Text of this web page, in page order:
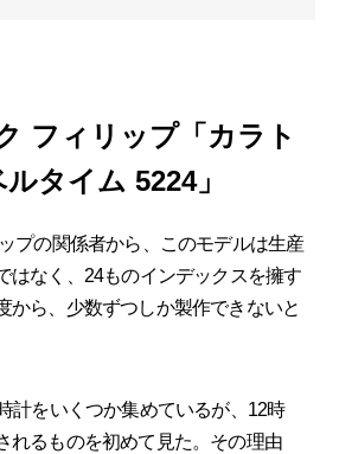
フィリップ「カラト
タイム 5224」
プの関係者から、このモデルは生産
はなく、24ものインデックスを擁す
から、少数ずつしか製作できないと
計をいくつか集めているが、12時
れるものを初めて見た。その理由